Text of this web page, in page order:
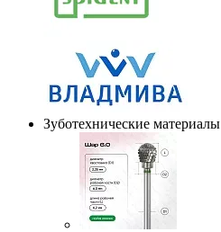
Зуботехнические материалы